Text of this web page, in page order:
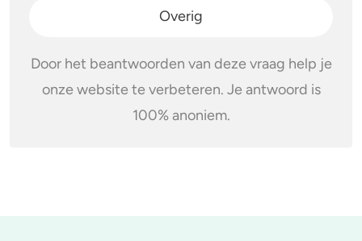
Overig
Door het beantwoorden van deze vraag help je
onze website te verbeteren. Je antwoord is
100% anoniem.